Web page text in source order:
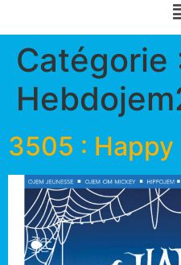
Catégorie
3505 : Happy